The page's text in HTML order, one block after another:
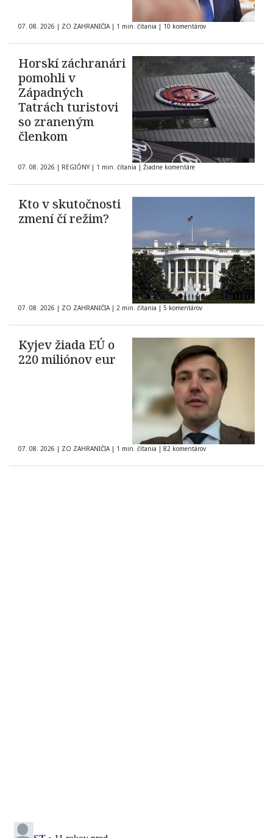
07. 08. 2026 | ZO ZAHRANIČIA | 1 min. čítania | 10 komentárov
Horskí záchranári
pomohli v
Západných
Tatrách turistovi
so zraneným
členkom
07. 08. 2026 | REGIÓNY | 1 min. čítania | Žiadne komentáre
Kto v skutočnosti
zmení čí režim?
07. 08. 2026 | ZO ZAHRANIČIA | 2 min. čítania | 5 komentárov
Kyjev žiada EÚ o
220 miliónov eur
07. 08. 2026 | ZO ZAHRANIČIA | 1 min. čítania | 82 komentárov